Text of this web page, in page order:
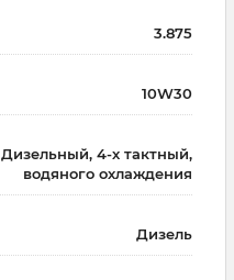
3.875
10W30
Дизельный, 4-х тактный,
водяного охлаждения
Дизель